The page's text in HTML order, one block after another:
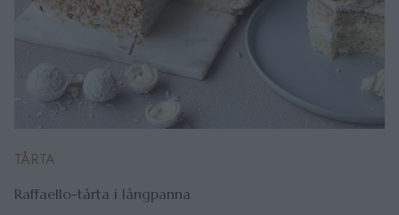
TÅRTA
Raffaello-tårta i långpanna